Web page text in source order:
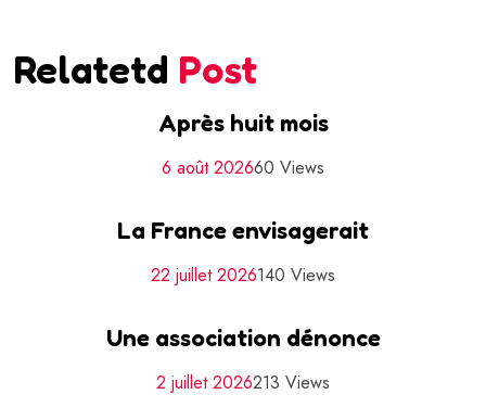
Relatetd Post
Après huit mois
6 août 202660 Views
La France envisagerait
22 juillet 2026140 Views
Une association dénonce
2 juillet 2026213 Views